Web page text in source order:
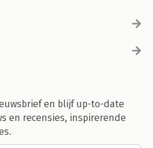
en blijf up-to-date
en recensies, inspirerende